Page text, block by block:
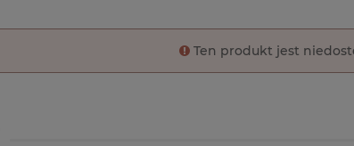
Ten produkt jest